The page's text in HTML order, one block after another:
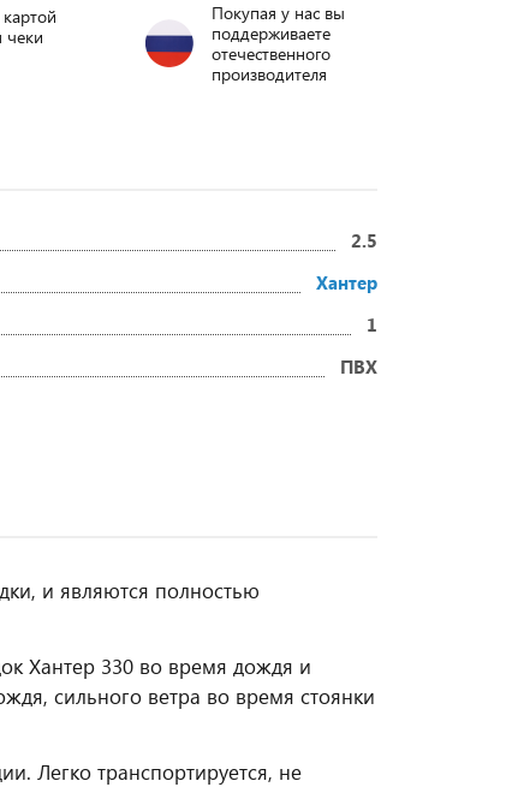
чеки
Покупая у нас вы
поддерживаете
отечественного
производителя
2.5
Хантер
1
ПВХ
и являются полностью
Хантер 330 во время дождя и
сильного ветра во время стоянки
Легко транспортируется, не